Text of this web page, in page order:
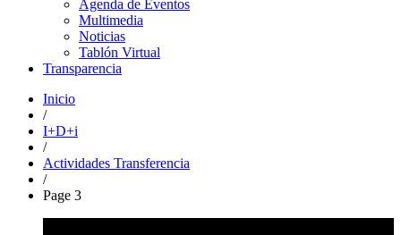
Agenda de Eventos
Multimedia
Noticias
Tablón Virtual
Transparencia
Inicio
/
I+D+i
/
Actividades Transferencia
/
Page 3